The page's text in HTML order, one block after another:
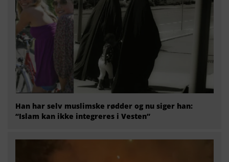
Han har selv muslimske rødder og nu siger han:
“Islam kan ikke integreres i Vesten”